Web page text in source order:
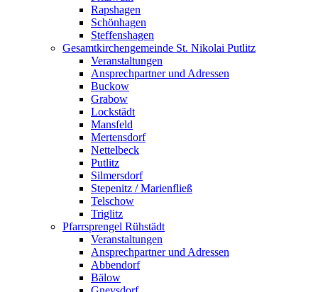
Rapshagen
Schönhagen
Steffenshagen
Gesamtkirchengemeinde St. Nikolai Putlitz
Veranstaltungen
Ansprechpartner und Adressen
Buckow
Grabow
Lockstädt
Mansfeld
Mertensdorf
Nettelbeck
Putlitz
Silmersdorf
Stepenitz / Marienfließ
Telschow
Triglitz
Pfarrsprengel Rühstädt
Veranstaltungen
Ansprechpartner und Adressen
Abbendorf
Bälow